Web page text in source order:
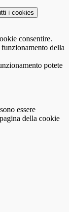
i cookies
consentire.
della
potete
essere
della cookie